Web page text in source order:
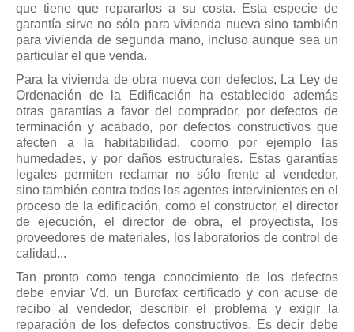
Entrar / Salir
Mis boletines
que tiene que repararlos a su costa. Esta especie de
garantía sirve no sólo para vivienda nueva sino también
para vivienda de segunda mano, incluso aunque sea un
particular el que venda.
Para la vivienda de obra nueva con defectos, La Ley de
Ordenación de la Edificación ha establecido además
otras garantías a favor del comprador, por defectos de
terminación y acabado, por defectos constructivos que
afecten a la habitabilidad, coomo por ejemplo las
humedades, y por daños estructurales. Estas garantías
legales permiten reclamar no sólo frente al vendedor,
sino también contra todos los agentes intervinientes en el
proceso de la edificación, como el constructor, el director
de ejecución, el director de obra, el proyectista, los
proveedores de materiales, los laboratorios de control de
calidad...
Tan pronto como tenga conocimiento de los defectos
debe enviar Vd. un Burofax certificado y con acuse de
recibo al vendedor, describir el problema y exigir la
reparación de los defectos constructivos. Es decir debe